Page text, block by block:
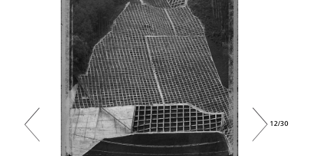
12/30